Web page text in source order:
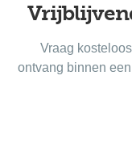
Vraag
ontvang binnen